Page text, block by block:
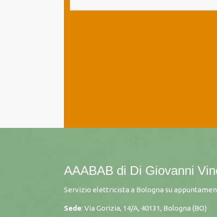
AAABAB di Di Giovanni
Servizio elettricista a Bologna su
Sede: Via Gorizia, 14/A, 40131, Bologna (BO)